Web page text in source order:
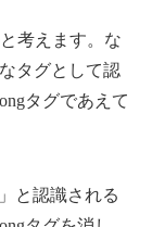
考えます。な
タグとして認
タグであえて
と認識される